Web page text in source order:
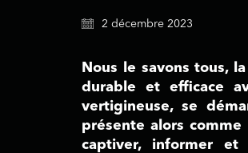
2 décembre 2023
Nous le savons tous,
durable et efficace
vertigineuse, se
présente alors
captiver, informer et